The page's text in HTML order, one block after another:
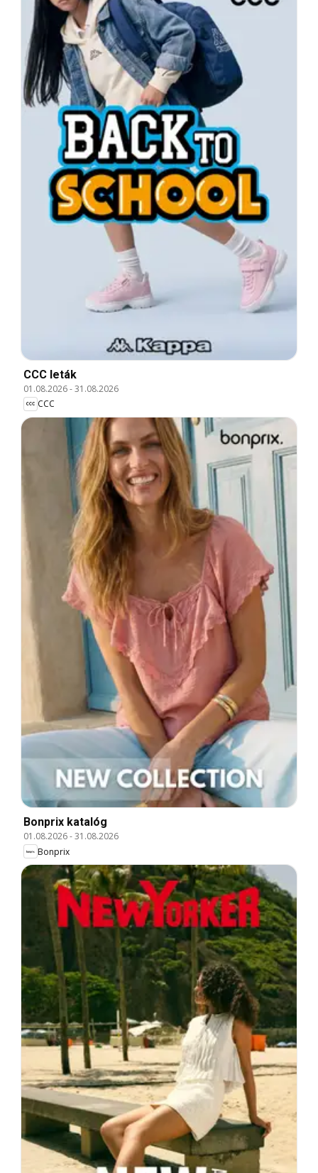
CCC leták
01.08.2026-31.08.2026
CCC
Bonprix katalóg
01.08.2026-31.08.2026
Bonprix